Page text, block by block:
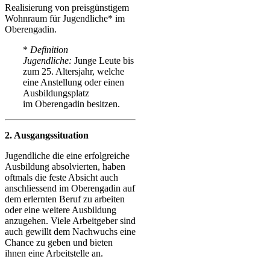
Realisierung von preisgünstigem
Wohnraum für Jugendliche* im
Oberengadin.
* Definition
Jugendliche: Junge Leute bis
zum 25. Altersjahr, welche
eine Anstellung oder einen
Ausbildungsplatz
im Oberengadin besitzen.
2. Ausgangssituation
Jugendliche die eine erfolgreiche
Ausbildung absolvierten, haben
oftmals die feste Absicht auch
anschliessend im Oberengadin auf
dem erlernten Beruf zu arbeiten
oder eine weitere Ausbildung
anzugehen. Viele Arbeitgeber sind
auch gewillt dem Nachwuchs eine
Chance zu geben und bieten
ihnen eine Arbeitstelle an.